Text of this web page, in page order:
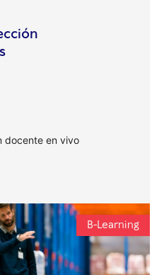
docente en vivo
B-Learning